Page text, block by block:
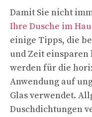
Damit Sie nicht
Ihre Dusche im
einige Tipps, die
und Zeit einsparen
werden für die
Anwendung auf
Glas verwendet.
Duschdichtungen